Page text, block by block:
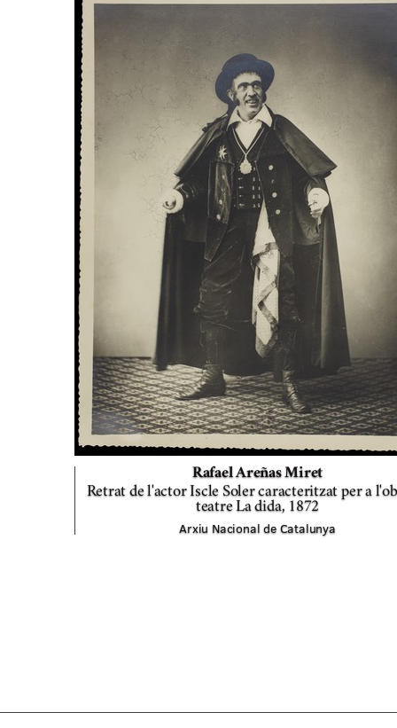
Rafael Areñas Miret
Retrat de l'actor Iscle Soler caracteritzat per a
teatre La dida, 1872
Arxiu Nacional de Catalunya